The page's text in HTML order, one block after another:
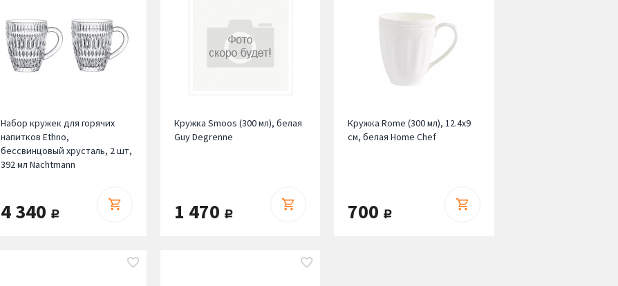
Набор кружек для горячих
напитков Ethno,
бессвинцовый хрусталь, 2 шт,
392 мл Nachtmann
4 340 руб.
Кружка Smoos (300 мл), белая
Guy Degrenne
1 470 руб.
Кружка Rome (300 мл), 12.4х9
см, белая Home Chef
700 руб.